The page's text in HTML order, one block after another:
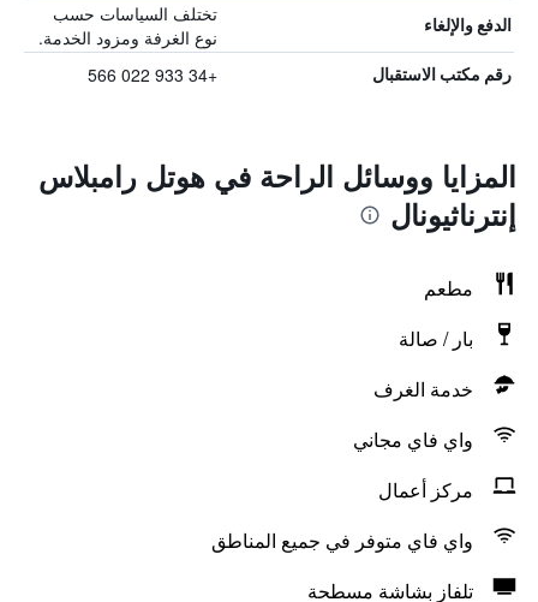
الدفع والإلغاء
تختلف السياسات حسب
نوع الغرفة ومزود الخدمة.
رقم مكتب الاستقبال +34 933 022 566
المزايا ووسائل الراحة في هوتل رامبلاس
إنترناثيونال
مطعم
بار / صالة
خدمة الغرف
واي فاي مجاني
مركز أعمال
واي فاي متوفر في جميع المناطق
تلفاز بشاشة مسطحة